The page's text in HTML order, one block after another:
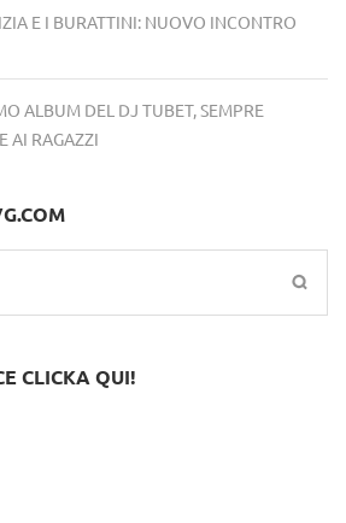
E I BURATTINI: NUOVO INCONTRO
ALBUM DEL DJ TUBET, SEMPRE
AI RAGAZZI
CLICKA QUI!